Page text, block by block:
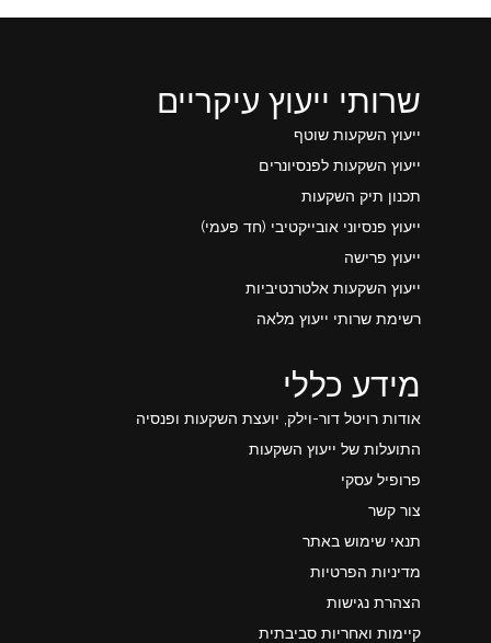
שרותי ייעוץ עיקריים
ייעוץ השקעות שוטף
ייעוץ השקעות לפנסיונרים
תכנון תיק השקעות
ייעוץ פנסיוני אובייקטיבי (חד פעמי)
ייעוץ פרישה
ייעוץ השקעות אלטרנטיביות
רשימת שרותי ייעוץ מלאה
מידע כללי
אודות רויטל דור-וילק, יועצת השקעות ופנסיה
התועלות של ייעוץ השקעות
פרופיל עסקי
צור קשר
תנאי שימוש באתר
מדיניות הפרטיות
הצהרת נגישות
קיימות ואחריות סביבתית